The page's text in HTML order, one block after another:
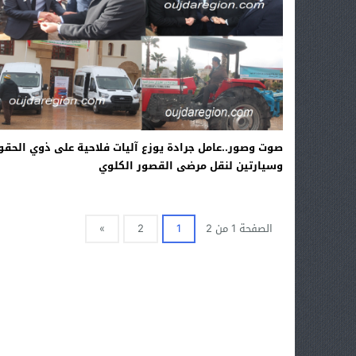
صوت وصور..عامل جرادة يوزع آليات فلاحية على ذوي
وسيارتين لنقل مرضى القصور الكلوي
الصفحة 1 من 2 1
2
»